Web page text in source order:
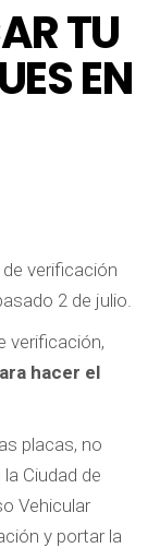
TU
EN
verificación
2 de julio.
verificación,
hacer el
placas, no
Ciudad de
Vehicular
y portar la